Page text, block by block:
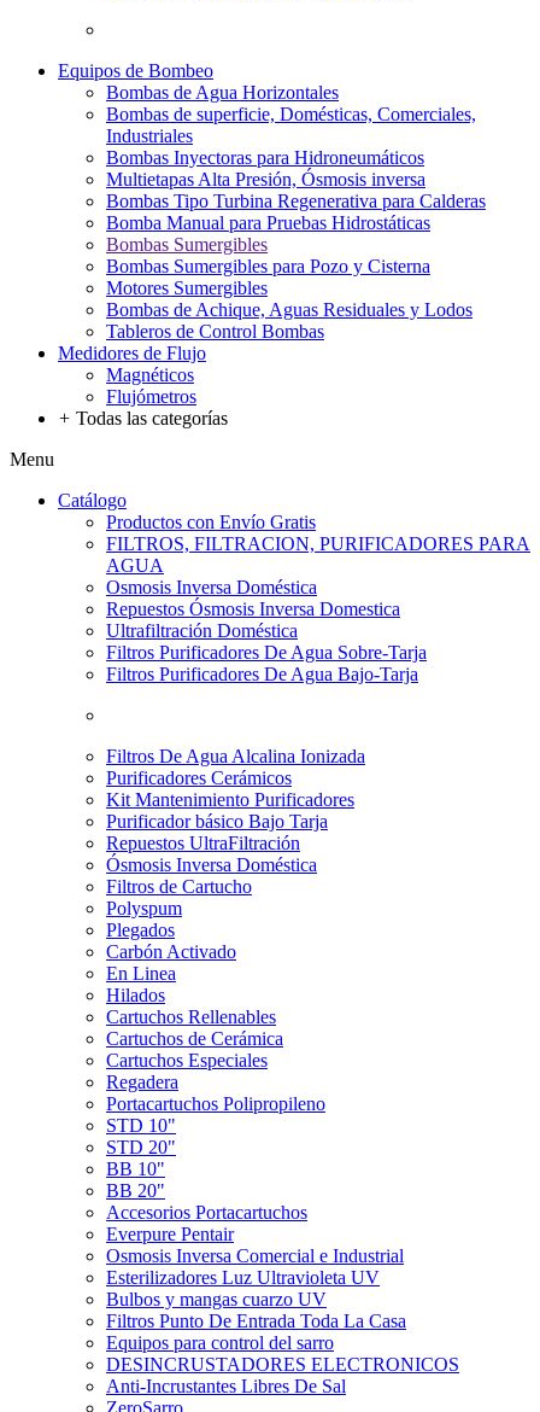
Equipos de Bombeo
Bombas de Agua Horizontales
Bombas de superficie, Domésticas, Comerciales,
Industriales
Bombas Inyectoras para Hidroneumáticos
Multietapas Alta Presión, Ósmosis inversa
Bombas Tipo Turbina Regenerativa para Calderas
Bomba Manual para Pruebas Hidrostáticas
Bombas Sumergibles
Bombas Sumergibles para Pozo y Cisterna
Motores Sumergibles
Bombas de Achique, Aguas Residuales y Lodos
Tableros de Control Bombas
Medidores de Flujo
Magnéticos
Flujómetros
+ Todas las categorías
Menu
Catálogo
Productos con Envío Gratis
FILTROS, FILTRACION, PURIFICADORES PARA
AGUA
Osmosis Inversa Doméstica
Repuestos Ósmosis Inversa Domestica
Ultrafiltración Doméstica
Filtros Purificadores De Agua Sobre-Tarja
Filtros Purificadores De Agua Bajo-Tarja
Filtros De Agua Alcalina Ionizada
Purificadores Cerámicos
Kit Mantenimiento Purificadores
Purificador básico Bajo Tarja
Repuestos UltraFiltración
Ósmosis Inversa Doméstica
Filtros de Cartucho
Polyspum
Plegados
Carbón Activado
En Linea
Hilados
Cartuchos Rellenables
Cartuchos de Cerámica
Cartuchos Especiales
Regadera
Portacartuchos Polipropileno
STD 10"
STD 20"
BB 10"
BB 20"
Accesorios Portacartuchos
Everpure Pentair
Osmosis Inversa Comercial e Industrial
Esterilizadores Luz Ultravioleta UV
Bulbos y mangas cuarzo UV
Filtros Punto De Entrada Toda La Casa
Equipos para control del sarro
DESINCRUSTADORES ELECTRONICOS
Anti-Incrustantes Libres De Sal
ZeroSarro